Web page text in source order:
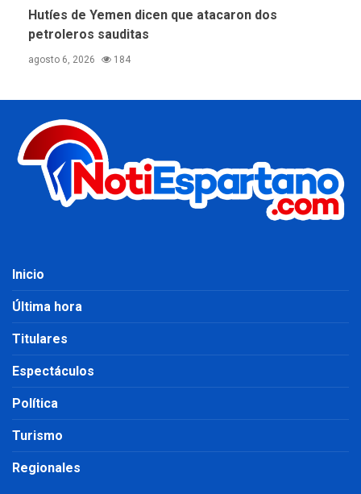
Hutíes de Yemen dicen que atacaron dos
petroleros sauditas
agosto 6, 2026 184
Inicio
Última hora
Titulares
Espectáculos
Política
Turismo
Regionales